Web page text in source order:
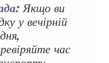
Якщо ви
у вечірній
час